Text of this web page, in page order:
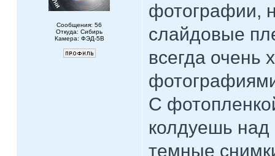
Сообщения: 56
Откуда: Сибирь
Камера: ФЭД-5В
фотографии,
слайдовые
всегда очень
С
колдуешь
темные